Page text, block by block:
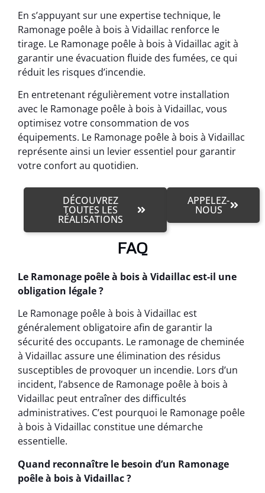
En s’appuyant sur une expertise technique, le
Ramonage poêle à bois à Vidaillac renforce le
tirage. Le Ramonage poêle à bois à Vidaillac agit à
garantir une évacuation fluide des fumées, ce qui
réduit les risques d’incendie.
En entretenant régulièrement votre installation
avec le Ramonage poêle à bois à Vidaillac, vous
optimisez votre consommation de vos
équipements. Le Ramonage poêle à bois à Vidaillac
représente ainsi un levier essentiel pour garantir
votre confort au quotidien.
DÉCOUVREZ
TOUTES LES
RÉALISATIONS
APPELEZ-
NOUS
FAQ
Le Ramonage poêle à bois à Vidaillac est-il une
obligation légale ?
Le Ramonage poêle à bois à Vidaillac est
généralement obligatoire afin de garantir la
sécurité des occupants. Le ramonage de cheminée
à Vidaillac assure une élimination des résidus
susceptibles de provoquer un incendie. Lors d’un
incident, l’absence de Ramonage poêle à bois à
Vidaillac peut entraîner des difficultés
administratives. C’est pourquoi le Ramonage poêle
à bois à Vidaillac constitue une démarche
essentielle.
Quand reconnaître le besoin d’un Ramonage
poêle à bois à Vidaillac ?